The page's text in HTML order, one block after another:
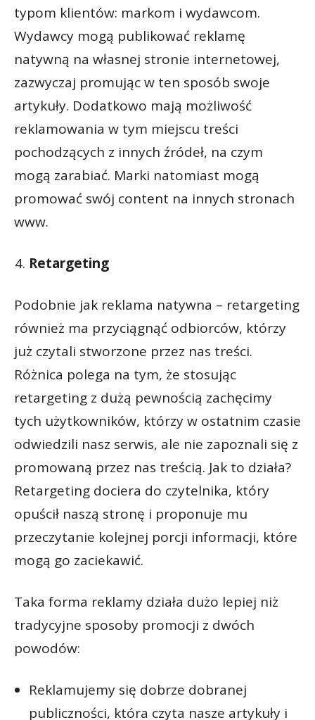
typom klientów: markom i wydawcom.
Wydawcy mogą publikować reklamę
natywną na własnej stronie internetowej,
zazwyczaj promując w ten sposób swoje
artykuły. Dodatkowo mają możliwość
reklamowania w tym miejscu treści
pochodzących z innych źródeł, na czym
mogą zarabiać. Marki natomiast mogą
promować swój content na innych stronach
www.
Retargeting
Podobnie jak reklama natywna – retargeting
również ma przyciągnąć odbiorców, którzy
już czytali stworzone przez nas treści.
Różnica polega na tym, że stosując
retargeting z dużą pewnością zachęcimy
tych użytkowników, którzy w ostatnim czasie
odwiedzili nasz serwis, ale nie zapoznali się z
promowaną przez nas treścią. Jak to działa?
Retargeting dociera do czytelnika, który
opuścił naszą stronę i proponuje mu
przeczytanie kolejnej porcji informacji, które
mogą go zaciekawić.
Taka forma reklamy działa dużo lepiej niż
tradycyjne sposoby promocji z dwóch
powodów:
Reklamujemy się dobrze dobranej
publiczności, która czyta nasze artykuły i